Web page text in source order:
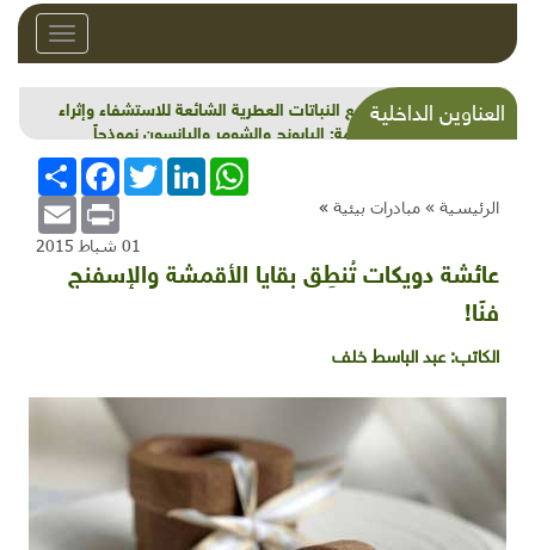
Toggle
العناوين الداخليةمناقيع النباتات العطرية الشائعة للاستشفاء وإثراء
الأطعمة: البابونج والشومر واليانسون نموذجاً
الرئيسية » مبادرات بيئية »
انشر
FacebookTwitterLinkedInWhatsApp
Email Print
01 شباط 2015
عائشة دويكات تُنطِق بقايا الأقمشة والإسفنج
فنًا!
الكاتب:عبد الباسط خلف